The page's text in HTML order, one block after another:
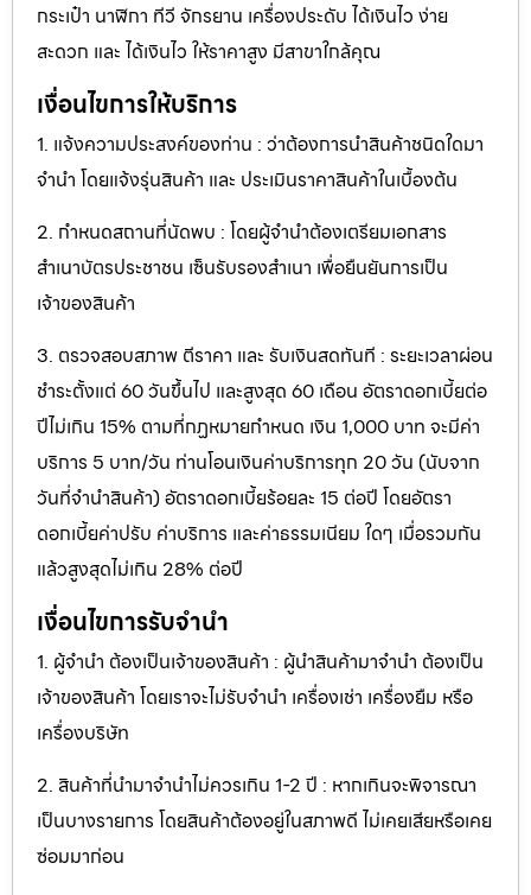
กระเป๋า นาฬิกา ทีวี จักรยาน เครื่องประดับ ได้เงินไว ง่าย
สะดวก และ ได้เงินไว ให้ราคาสูง มีสาขาใกล้คุณ
เงื่อนไขการให้บริการ
1. แจ้งความประสงค์ของท่าน : ว่าต้องการนำสินค้าชนิดใดมา
จำนำ โดยแจ้งรุ่นสินค้า และ ประเมินราคาสินค้าในเบื้องต้น
2. กำหนดสถานที่นัดพบ : โดยผู้จำนำต้องเตรียมเอกสาร
สำเนาบัตรประชาชน เซ็นรับรองสำเนา เพื่อยืนยันการเป็น
เจ้าของสินค้า
3. ตรวจสอบสภาพ ตีราคา และ รับเงินสดทันที : ระยะเวลาผ่อน
ชำระตั้งแต่ 60 วันขึ้นไป และสูงสุด 60 เดือน อัตราดอกเบี้ยต่อ
ปีไม่เกิน 15% ตามที่กฏหมายกำหนด เงิน 1,000 บาท จะมีค่า
บริการ 5 บาท/วัน ท่านโอนเงินค่าบริการทุก 20 วัน (นับจาก
วันที่จำนำสินค้า) อัตราดอกเบี้ยร้อยละ 15 ต่อปี โดยอัตรา
ดอกเบี้ยค่าปรับ ค่าบริการ และค่าธรรมเนียม ใดๆ เมื่อรวมกัน
แล้วสูงสุดไม่เกิน 28% ต่อปี
เงื่อนไขการรับจำนำ
1. ผู้จำนำ ต้องเป็นเจ้าของสินค้า : ผู้นำสินค้ามาจำนำ ต้องเป็น
เจ้าของสินค้า โดยเราจะไม่รับจำนำ เครื่องเช่า เครื่องยืม หรือ
เครื่องบริษัท
2. สินค้าที่นำมาจำนำไม่ควรเกิน 1-2 ปี : หากเกินจะพิจารณา
เป็นบางรายการ โดยสินค้าต้องอยู่ในสภาพดี ไม่เคยเสียหรือเคย
ซ่อมมาก่อน